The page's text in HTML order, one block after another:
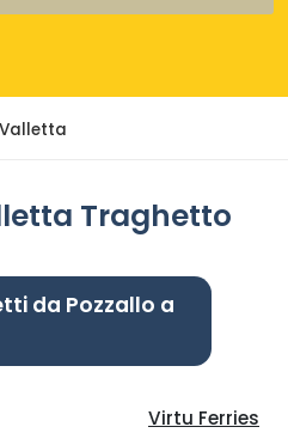
Traghetto
da Pozzallo a
Virtu Ferries